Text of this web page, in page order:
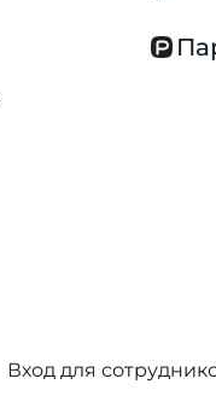
Вход для